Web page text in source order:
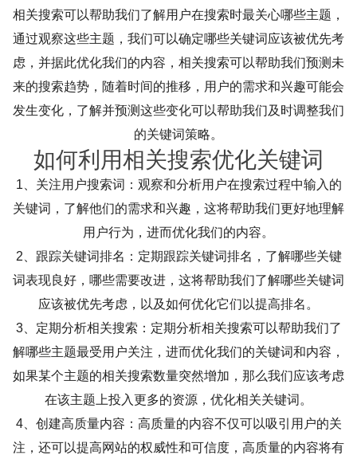
相关搜索可以帮助我们了解用户在搜索时最关心哪些主题，
通过观察这些主题，我们可以确定哪些关键词应该被优先考
虑，并据此优化我们的内容，相关搜索可以帮助我们预测未
来的搜索趋势，随着时间的推移，用户的需求和兴趣可能会
发生变化，了解并预测这些变化可以帮助我们及时调整我们
的关键词策略。
如何利用相关搜索优化关键词
1、关注用户搜索词：观察和分析用户在搜索过程中输入的
关键词，了解他们的需求和兴趣，这将帮助我们更好地理解
用户行为，进而优化我们的内容。
2、跟踪关键词排名：定期跟踪关键词排名，了解哪些关键
词表现良好，哪些需要改进，这将帮助我们了解哪些关键词
应该被优先考虑，以及如何优化它们以提高排名。
3、定期分析相关搜索：定期分析相关搜索可以帮助我们了
解哪些主题最受用户关注，进而优化我们的关键词和内容，
如果某个主题的相关搜索数量突然增加，那么我们应该考虑
在该主题上投入更多的资源，优化相关关键词。
4、创建高质量内容：高质量的内容不仅可以吸引用户的关
注，还可以提高网站的权威性和可信度，高质量的内容将有